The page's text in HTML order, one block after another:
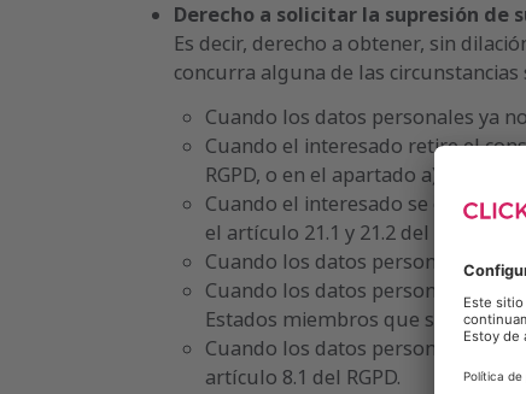
Derecho a solicitar la supresión de
Es decir, derecho a obtener, sin
concurra alguna de las circunstancias
Cuando los datos personales ya
Cuando el interesado retire el
RGPD, o en el apartado a) del
Cuando el interesado se oponga
el artículo 21.1 y 21.2 del RGPD.
Cuando los datos personales
Cuando los datos personales
Estados miembros que se
Cuando los datos personales se
artículo 8.1 del RGPD.